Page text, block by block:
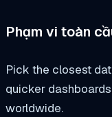
Phạm vi toàn
Pick the closest
quicker
worldwide.